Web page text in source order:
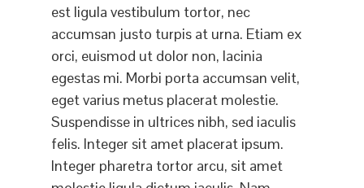
est ligula vestibulum tortor, nec
accumsan justo turpis at urna. Etiam ex
orci, euismod ut dolor non, lacinia
egestas mi. Morbi porta accumsan velit,
eget varius metus placerat molestie.
Suspendisse in ultrices nibh, sed iaculis
felis. Integer sit amet placerat ipsum.
Integer pharetra tortor arcu, sit amet